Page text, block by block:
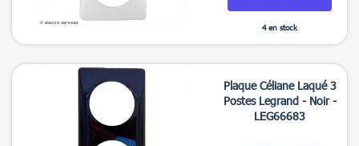
Aperçu rapide
4 en stock
Plaque Céliane Laqué 3
Postes Legrand - Noir -
LEG66683